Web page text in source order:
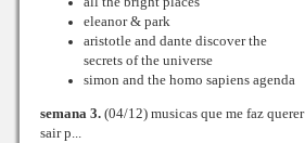
eleanor & park
aristotle and dante discover the
secrets of the universe
simon and the homo sapiens agenda
semana 3.(04/12) musicas que me faz querer
sair p...